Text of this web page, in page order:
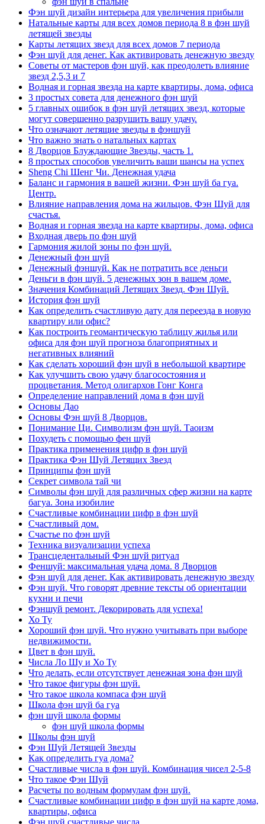
Фэн шуй дизайн интерьера для увеличения прибыли
Натальные карты для всех домов периода 8 в фэн шуй
летящей звезды
Карты летящих звезд для всех домов 7 периода
Фэн шуй для денег. Как активировать денежную звезду
Советы от мастеров фэн шуй, как преодолеть влияние
звезд 2,5,3 и 7
Водная и горная звезда на карте квартиры, дома, офиса
3 простых совета для денежного фэн шуй
5 главных ошибок в фэн шуй летящих звезд, которые
могут совершенно разрушить вашу удачу.
Что означают летящие звезды в фэншуй
Что важно знать о натальных картах
8 Дворцов Блуждающие Звезды, часть 1.
8 простых способов увеличить ваши шансы на успех
Sheng Chi Шенг Чи. Денежная удача
Баланс и гармония в вашей жизни. Фэн шуй ба гуа.
Центр.
Влияние направления дома на жильцов. Фэн Шуй для
счастья.
Водная и горная звезда на карте квартиры, дома, офиса
Входная дверь по фэн шуй
Гармония жилой зоны по фэн шуй.
Денежный фэн шуй
Денежный фэншуй. Как не потратить все деньги
Деньги в фэн шуй. 5 денежных зон в вашем доме.
Значения Комбинаций Летящих Звезд. Фэн Шуй.
История фэн шуй
Как определить счастливую дату для переезда в новую
квартиру или офис?
Как построить геомантическую таблицу жилья или
офиса для фэн шуй прогноза благоприятных и
негативных влияний
Как сделать хороший фэн шуй в небольшой квартире
Как улучшить свою удачу благосостояния и
процветания. Метод олигархов Гонг Конга
Определение направлений дома в фэн шуй
Основы Дао
Основы Фэн шуй 8 Дворцов.
Понимание Ци. Символизм фэн шуй. Таоизм
Похудеть с помощью фен шуй
Практика применения цифр в фэн шуй
Практика Фэн Шуй Летящих Звезд
Принципы фэн шуй
Секрет символа тай чи
Символы фэн шуй для различных сфер жизни на карте
багуа. Зона изобилие
Счастливые комбинации цифр в фэн шуй
Счастливый дом.
Счастье по фэн шуй
Техника визуализации успеха
Трансцедентальный Фэн шуй ритуал
Феншуй: максимальная удача дома. 8 Дворцов
Фэн шуй для денег. Как активировать денежную звезду
Фэн шуй. Что говорят древние тексты об ориентации
кухни и печи
Фэншуй ремонт. Декорировать для успеха!
Хо Ту
Хороший фэн шуй. Что нужно учитывать при выборе
недвижимости.
Цвет в фэн шуй.
Числа Ло Шу и Хо Ту
Что делать, если отсутствует денежная зона фэн шуй
Что такое фигуры фэн шуй.
Что такое школа компаса фэн шуй
Школа фэн шуй ба гуа
фэн шуй школа формы
фэн шуй школа формы
Школы фэн шуй
Фэн Шуй Летящей Звезды
Как определить гуа дома?
Счастливые числа в фэн шуй. Комбинация чисел 2-5-8
Что такое Фэн Шуй
Расчеты по водным формулам фэн шуй.
Счастливые комбинации цифр в фэн шуй на карте дома,
квартиры, офиса
Фэн шуй счастливые числа